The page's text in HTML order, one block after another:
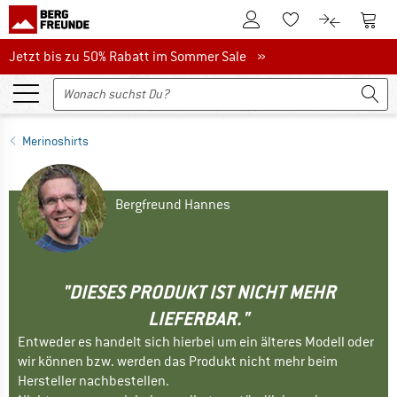
Zum KundenkontoZum Merkzettel.
Zum Zum
Jetzt bis zu 50% Rabatt im Sommer Sale
Jetzt bis zu 50% Rabatt im Sommer Sale »
Merinoshirts
Bergfreund Hannes
"DIESES PRODUKT IST NICHT MEHR
LIEFERBAR."
Entweder es handelt sich hierbei um ein älteres Modell oder
wir können bzw. werden das Produkt nicht mehr beim
Hersteller nachbestellen.